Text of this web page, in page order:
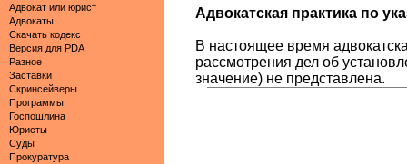
Адвокат или юрист
Адвокаты
Скачать кодекс
Версия для PDA
Разное
Заставки
Скринсейверы
Программы
Госпошлина
Юристы
Суды
Прокуратура
Адвокатская практика по
В настоящее время
рассмотрения дел об
значение) не представлена.